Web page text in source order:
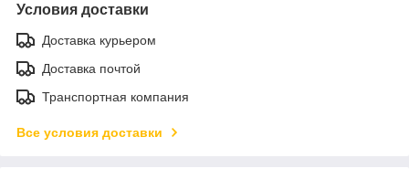
Условия доставки
Доставка курьером
Доставка почтой
Транспортная компания
Все условия доставки